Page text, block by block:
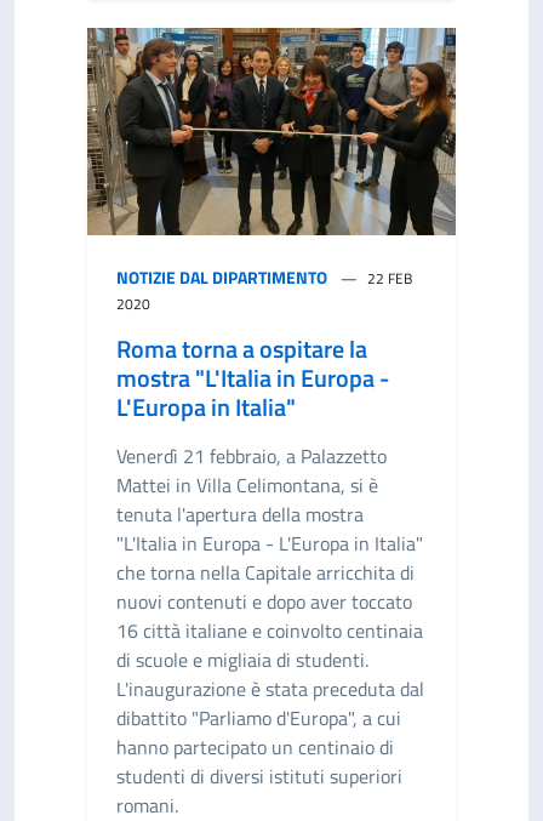
NOTIZIE DAL DIPARTIMENTO
22 FEB
2020
Roma torna a ospitare la
mostra "L'Italia in Europa -
L'Europa in Italia"
Venerdì 21 febbraio, a Palazzetto
Mattei in Villa Celimontana, si è
tenuta l'apertura della mostra
"L'Italia in Europa - L'Europa in Italia"
che torna nella Capitale arricchita di
nuovi contenuti e dopo aver toccato
16 città italiane e coinvolto centinaia
di scuole e migliaia di studenti.
L'inaugurazione è stata preceduta dal
dibattito "Parliamo d'Europa", a cui
hanno partecipato un centinaio di
studenti di diversi istituti superiori
romani.